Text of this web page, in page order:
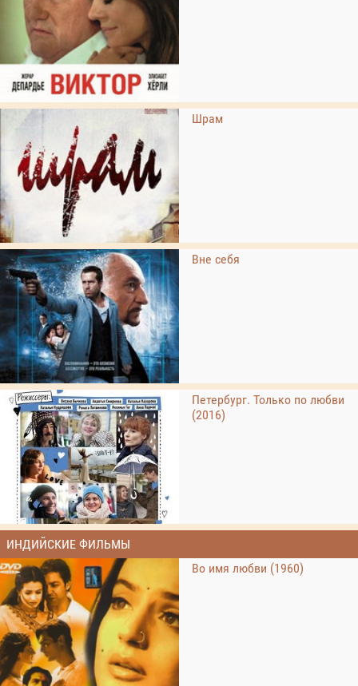
Шрам
Вне себя
Петербург. Только по любви
(2016)
ИНДИЙСКИЕ ФИЛЬМЫ
Во имя любви (1960)